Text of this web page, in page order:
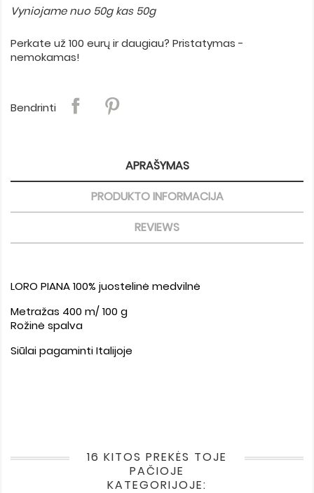
Vyniojame nuo 50g kas 50g
Perkate už 100 eurų ir daugiau? Pristatymas -
nemokamas!
Bendrinti
APRAŠYMAS
PRODUKTO INFORMACIJA
REVIEWS
LORO PIANA 100% juostelinė medvilnė
Metražas 400 m/ 100 g
Rožinė spalva
Siūlai pagaminti Italijoje
16 KITOS PREKĖS TOJE
PAČIOJE
KATEGORIJOJE: